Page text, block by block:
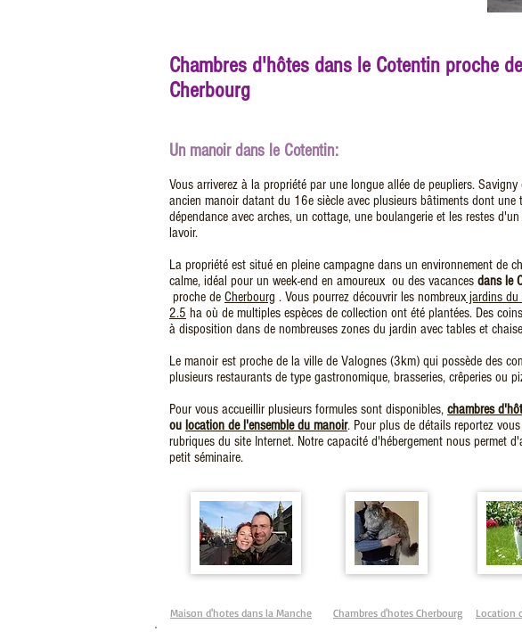
Chambres d'hôtes dans le Cotentin proche de
Cherbourg
Un manoir dans le Cotentin:
Vous arriverez à la propriété par une longue allée de peupliers. Savigny
ancien manoir datant du 16e siècle avec plusieurs bâtiments dont une
dépendance avec arches, un cottage, une boulangerie et les restes d'un
lavoir.
La propriété est situé en pleine campagne dans un environnement de
calme, idéal pour un week-end en amoureux ou des vacances dans le
proche de Cherbourg . Vous pourrez découvrir les nombreuxjardins du
2.5 ha où de multiples espèces de collection ont été plantées. Des
à disposition dans de nombreuses zones du jardin avec tables et
Le manoir est proche de la ville de Valognes (3km) qui possède des
plusieurs restaurants de type gastronomique, brasseries, crêperies ou
Pour vous accueillir plusieurs formules sont disponibles, chambres
ou location de l'ensemble du manoir. Pour plus de détails reportez
rubriques du site Internet. Notre capacité d'hébergement nous permet
petit séminaire.
Maison d'hotes dans la Manche Chambres d'hotes Cherbourg Location